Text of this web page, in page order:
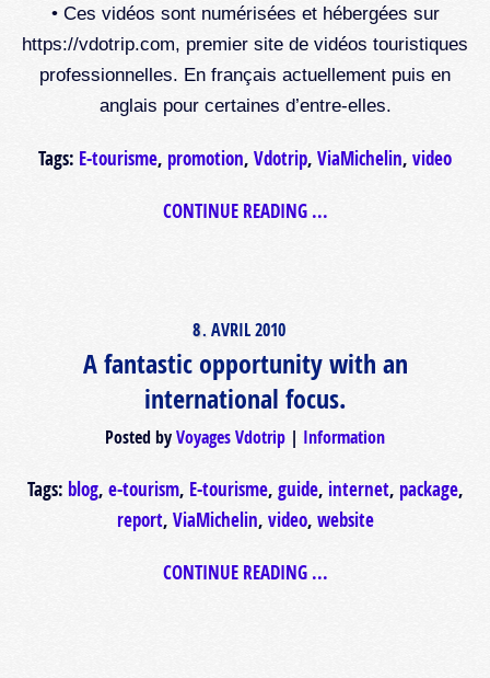
• Ces vidéos sont numérisées et hébergées sur
https://vdotrip.com, premier site de vidéos touristiques
professionnelles. En français actuellement puis en
anglais pour certaines d’entre-elles.
Tags: E-tourisme, promotion, Vdotrip, ViaMichelin, video
CONTINUE READING ...
8. AVRIL2010
A fantastic opportunity with an
international focus.
Posted byVoyages Vdotrip Information
Tags: blog, e-tourism, E-tourisme, guide, internet, package,
report, ViaMichelin, video, website
CONTINUE READING ...